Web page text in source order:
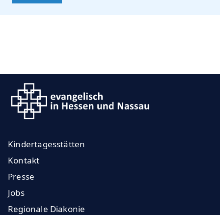
Kindertagesstätten
Kontakt
Presse
Jobs
Regionale Diakonie